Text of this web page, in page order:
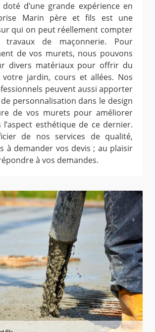
d’une grande expérience en
Marin père et fils est une
qui on peut réellement compter
de maçonnerie. Pour
de vos murets, nous pouvons
divers matériaux pour offrir du
votre jardin, cours et allées. Nos
peuvent aussi apporter
personnalisation dans le design
de vos murets pour améliorer
l’aspect esthétique de ce dernier.
de nos services de qualité,
à demander vos devis ; au plaisir
à vos demandes.